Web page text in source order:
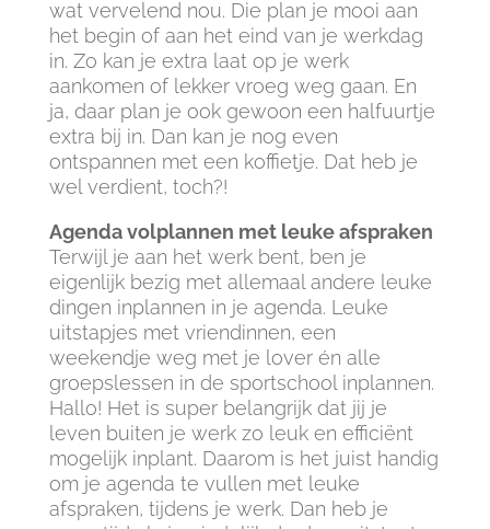
wat vervelend nou. Die plan je mooi aan
het begin of aan het eind van je werkdag
in. Zo kan je extra laat op je werk
aankomen of lekker vroeg weg gaan. En
ja, daar plan je ook gewoon een halfuurtje
extra bij in. Dan kan je nog even
ontspannen met een koffietje. Dat heb je
wel verdient, toch?!
Agenda volplannen met leuke afspraken
Terwijl je aan het werk bent, ben je
eigenlijk bezig met allemaal andere leuke
dingen inplannen in je agenda. Leuke
uitstapjes met vriendinnen, een
weekendje weg met je lover én alle
groepslessen in de sportschool inplannen.
Hallo! Het is super belangrijk dat jij je
leven buiten je werk zo leuk en efficiënt
mogelijk inplant. Daarom is het juist handig
om je agenda te vullen met leuke
afspraken, tijdens je werk. Dan heb je